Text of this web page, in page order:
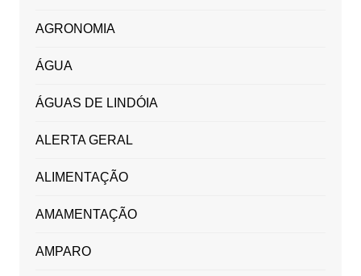
AGRONOMIA
ÁGUA
ÁGUAS DE LINDÓIA
ALERTA GERAL
ALIMENTAÇÃO
AMAMENTAÇÃO
AMPARO